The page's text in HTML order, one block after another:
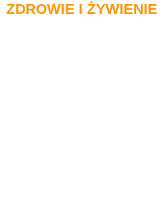
ZDROWIE I ŻYWIENIE